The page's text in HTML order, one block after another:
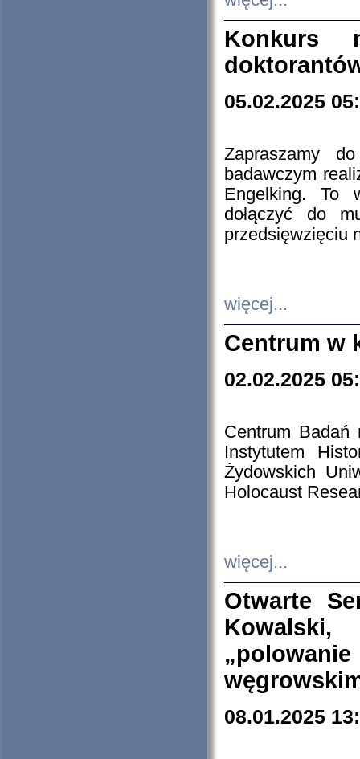
Konkurs
05.02.2025
Zapraszamy
badawczym
Engelking. To
dołączyć do
przedsięwzięciu
więcej...
Centrum w
02.02.2025
Centrum Badań
Instytutem
Żydowskich
Holocaust
więcej...
Otwarte
08.01.2025